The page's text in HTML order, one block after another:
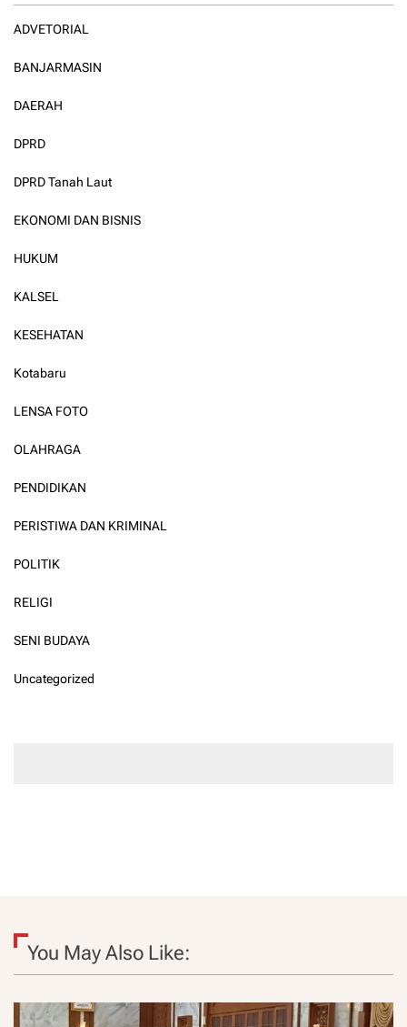
ADVETORIAL
BANJARMASIN
DAERAH
DPRD
DPRD Tanah Laut
EKONOMI DAN BISNIS
HUKUM
KALSEL
KESEHATAN
Kotabaru
LENSA FOTO
OLAHRAGA
PENDIDIKAN
PERISTIWA DAN KRIMINAL
POLITIK
RELIGI
SENI BUDAYA
Uncategorized
You May Also Like: